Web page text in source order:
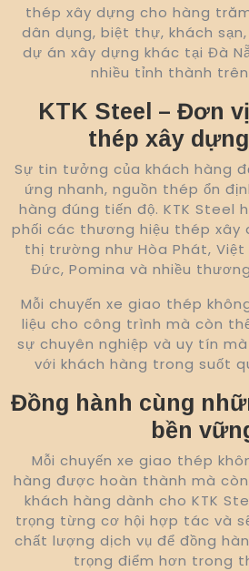
thép xây dựng cho hàng
dân dụng, biệt thự, khách
dự án xây dựng khác tại Đà
nhiều tỉnh thành
KTK Steel – Đơn
thép xây
Sự tin tưởng của khách hàng
ứng nhanh, nguồn thép ổn
hàng đúng tiến độ. KTK Steel
phối các thương hiệu thép xây
thị trường như Hòa Phát, Việt
Đức, Pomina và nhiều
Mỗi chuyến xe giao thép
liệu cho công trình mà còn
sự chuyên nghiệp và uy tín
với khách hàng trong suốt
Đồng hành cùng
bền
Mỗi chuyến xe giao thép
hàng được hoàn thành mà
khách hàng dành cho KTK
trọng từng cơ hội hợp tác và
chất lượng dịch vụ để đồng
trọng điểm hơn trong